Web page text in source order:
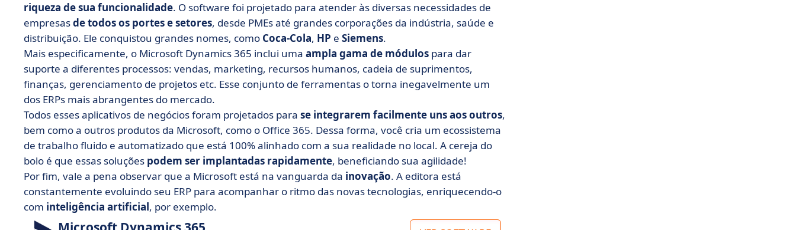
riqueza de sua funcionalidade. O software foi projetado para atender às diversas necessidades de
empresasde todos os portes e setores, desde PMEs até grandes corporações da indústria, saúde e
distribuição. Ele conquistou grandes nomes, como Coca-Cola, HP e Siemens.
Mais especificamente, o Microsoft Dynamics 365 inclui uma ampla gama de módulos para dar
suporte a diferentes processos: vendas, marketing, recursos humanos, cadeia de suprimentos,
finanças, gerenciamento de projetos etc. Esse conjunto de ferramentas o torna inegavelmente um
dos ERPs mais abrangentes do mercado.
Todos esses aplicativos de negócios foram projetados para se integrarem facilmente uns aos outros,
bem como a outros produtos da Microsoft, como o Office 365. Dessa forma, você cria um ecossistema
de trabalho fluido e automatizado que está 100% alinhado com a sua realidade no local. A cereja do
bolo é que essas soluções podem ser implantadas rapidamente, beneficiando sua agilidade!
Por fim, vale a pena observar que a Microsoft está na vanguarda da inovação. A editora está
constantemente evoluindo seu ERP para acompanhar o ritmo das novas tecnologias, enriquecendo-o
com inteligência artificial, por exemplo.